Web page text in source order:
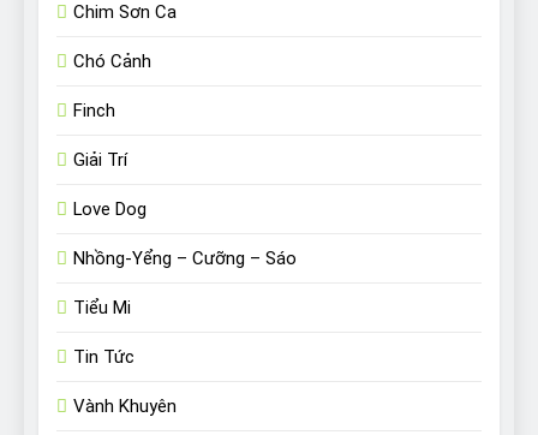
Chim Sơn Ca
Chó Cảnh
Finch
Giải Trí
Love Dog
Nhồng-Yểng – Cưỡng – Sáo
Tiểu Mi
Tin Tức
Vành Khuyên